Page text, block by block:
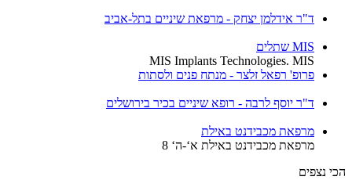
ד"ר אידלמן יצחק - מרפאת שיניים בתל-אביב
MIS שתלים
MIS Implants Technologies. MIS
פרופ' רפאל זלצר - מנתח פנים ולסתות
ד"ר יוסף לרבה - רופא שיניים בכיר בירושלים
מרפאת מכבידנט באילת
מרפאת מכבידנט באילת א‘-ה‘ 8
הכי נצפים